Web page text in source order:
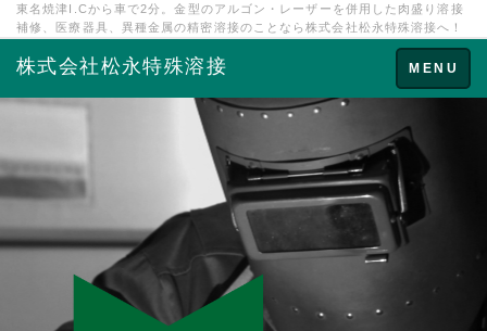
東名焼津I.Cから車で2分。金型のアルゴン・レーザーを併用した肉盛り溶接
補修、医療器具、異種金属の精密溶接のことなら株式会社松永特殊溶接へ！
Toggle
navigation
MENU
株式会社松永特殊溶接